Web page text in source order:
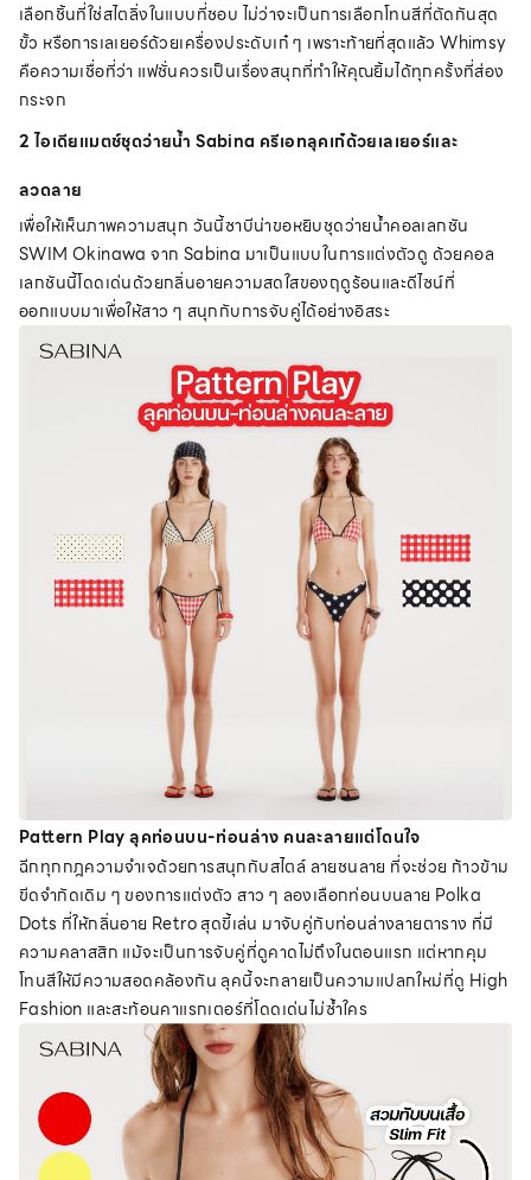
เลือกชิ้นที่ใช่สไตลิ่งในแบบที่ชอบ ไม่ว่าจะเป็นการเลือกโทนสีที่ตัดกันสุด
ขั้ว หรือการเลเยอร์ด้วยเครื่องประดับเก๋ ๆ เพราะท้ายที่สุดแล้ว Whimsy
คือความเชื่อที่ว่า แฟชั่นควรเป็นเรื่องสนุกที่ทำให้คุณยิ้มได้ทุกครั้งที่ส่อง
กระจก
2 ไอเดียแมตช์ชุดว่ายน้ำ Sabina ครีเอทลุคเก๋ด้วยเลเยอร์และ
ลวดลาย
เพื่อให้เห็นภาพความสนุก วันนี้ซาบีน่าขอหยิบชุดว่ายน้ำคอลเลกชัน
SWIM Okinawa จาก Sabina มาเป็นแบบในการแต่งตัวดู ด้วยคอล
เลกชันนี้โดดเด่นด้วยกลิ่นอายความสดใสของฤดูร้อนและดีไซน์ที่
ออกแบบมาเพื่อให้สาว ๆ สนุกกับการจับคู่ได้อย่างอิสระ
Pattern Play ลุคท่อนบน-ท่อนล่าง คนละลายแต่โดนใจ
ฉีกทุกกฎความจำเจด้วยการสนุกกับสไตล์ ลายชนลาย ที่จะช่วย ก้าวข้าม
ขีดจำกัดเดิม ๆ ของการแต่งตัว สาว ๆ ลองเลือกท่อนบนลาย Polka
Dots ที่ให้กลิ่นอาย Retro สุดขี้เล่น มาจับคู่กับท่อนล่างลายตาราง ที่มี
ความคลาสสิก แม้จะเป็นการจับคู่ที่ดูคาดไม่ถึงในตอนแรก แต่หากคุม
โทนสีให้มีความสอดคล้องกัน ลุคนี้จะกลายเป็นความแปลกใหม่ที่ดู High
Fashion และสะท้อนคาแรกเตอร์ที่โดดเด่นไม่ซ้ำใคร